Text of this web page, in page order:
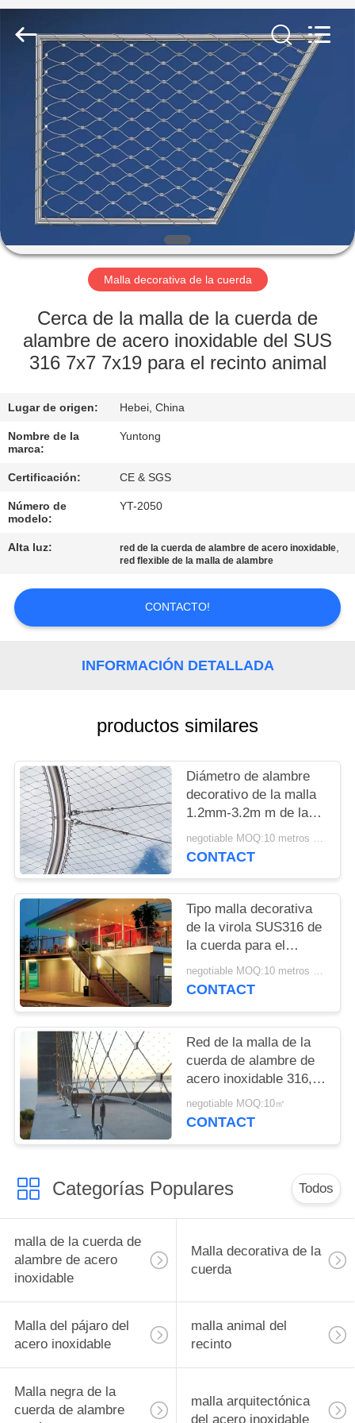
HOGAR
PRODUCTOS
SOBRE
NOSOTROS
VIAJE
FÁBRICA
DE
CALIDAD
EN
CONTACTO
NOTICIAS
MAPA
DEL
SITIO
PRIVACY
POLICY
alambre
inoxidable
Copyright
Reserved.
Malla decorativa de la cuerda
Cerca de la malla de la cuerda de
alambre de acero inoxidable del SUS
316 7x7 7x19 para el recinto animal
Lugar de origen: Hebei, China
Nombre de la
marca:
Yuntong
Certificación: CE & SGS
Número de
modelo:
YT-2050
Alta luz: red de la cuerda de alambre de acero inoxidable,
red flexible de la malla de alambre
CONTACTO!
INFORMACIÓN DETALLADA
productos similares
Diámetro de alambre
decorativo de la malla
1.2mm-3.2m m de la
cuerda de Yuntong con
la superficie lisa
negotiable MOQ:10 metros cuadrados
CONTACT
Tipo malla decorativa
de la virola SUS316 de
la cuerda para el
restaurante o el centro
comercial del hotel
negotiable MOQ:10 metros cuadrados
CONTACT
Red de la malla de la
cuerda de alambre de
acero inoxidable 316,
malla de la cuerda del
metal de la forma del
negotiable MOQ:10㎡
CONTACT
Categorías Populares Todos
malla de la cuerda de
alambre de acero
inoxidable
Malla decorativa de la
cuerda
Malla del pájaro del
acero inoxidable
malla animal del
recinto
Malla negra de la
cuerda de alambre
malla arquitectónica
del acero inoxidable